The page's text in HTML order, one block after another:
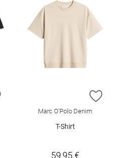
ZUR WUNSCHLISTE HINZUFÜGEN
ZUR
Marc O'Polo Denim
T-Shirt
59,95 €